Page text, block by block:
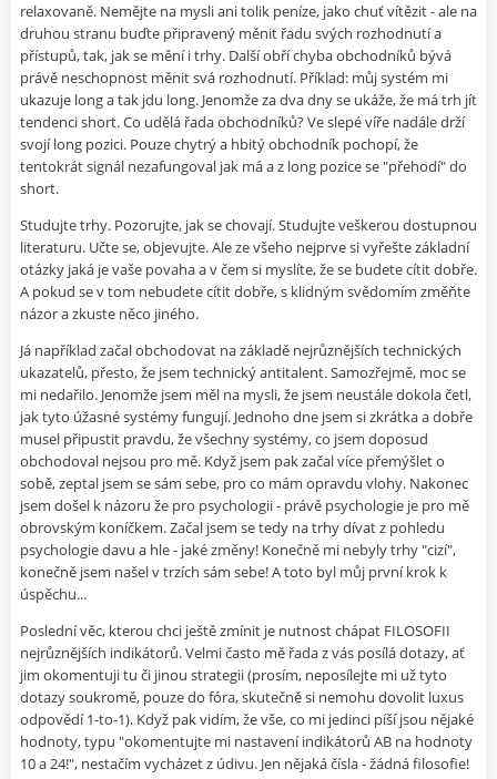
relaxovaně. Nemějte na mysli ani tolik peníze, jako chuť vítězit - ale na
druhou stranu buďte připravený měnit řadu svých rozhodnutí a
přístupů, tak, jak se mění i trhy. Další obří chyba obchodníků bývá
právě neschopnost měnit svá rozhodnutí. Příklad: můj systém mi
ukazuje long a tak jdu long. Jenomže za dva dny se ukáže, že má trh jít
tendenci short. Co udělá řada obchodníků? Ve slepé víře nadále drží
svojí long pozici. Pouze chytrý a hbitý obchodník pochopí, že
tentokrát signál nezafungoval jak má a z long pozice se "přehodí" do
short.
Studujte trhy. Pozorujte, jak se chovají. Studujte veškerou dostupnou
literaturu. Učte se, objevujte. Ale ze všeho nejprve si vyřešte základní
otázky jaká je vaše povaha a v čem si myslíte, že se budete cítit dobře.
A pokud se v tom nebudete cítit dobře, s klidným svědomím změňte
názor a zkuste něco jiného.
Já například začal obchodovat na základě nejrůznějších technických
ukazatelů, přesto, že jsem technický antitalent. Samozřejmě, moc se
mi nedařilo. Jenomže jsem měl na mysli, že jsem neustále dokola četl,
jak tyto úžasné systémy fungují. Jednoho dne jsem si zkrátka a dobře
musel připustit pravdu, že všechny systémy, co jsem doposud
obchodoval nejsou pro mě. Když jsem pak začal více přemýšlet o
sobě, zeptal jsem se sám sebe, pro co mám opravdu vlohy. Nakonec
jsem došel k názoru že pro psychologii - právě psychologie je pro mě
obrovským koníčkem. Začal jsem se tedy na trhy dívat z pohledu
psychologie davu a hle - jaké změny! Konečně mi nebyly trhy "cizí",
konečně jsem našel v trzích sám sebe! A toto byl můj první krok k
úspěchu...
Poslední věc, kterou chci ještě zmínit je nutnost chápat FILOSOFII
nejrůznějších indikátorů. Velmi často mě řada z vás posílá dotazy, ať
jim okomentuji tu či jinou strategii (prosím, neposílejte mi už tyto
dotazy soukromě, pouze do fóra, skutečně si nemohu dovolit luxus
odpovědí 1-to-1). Když pak vidím, že vše, co mi jedinci píší jsou nějaké
hodnoty, typu "okomentujte mi nastavení indikátorů AB na hodnoty
10 a 24!", nestačím vycházet z údivu. Jen nějaká čísla - žádná filosofie!